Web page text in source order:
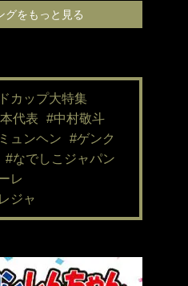
グをもっと見る
カップ大特集
代表
#中村敬斗
ュンヘン
#ゲンク
#なでしこジャパン
レ
ジャ